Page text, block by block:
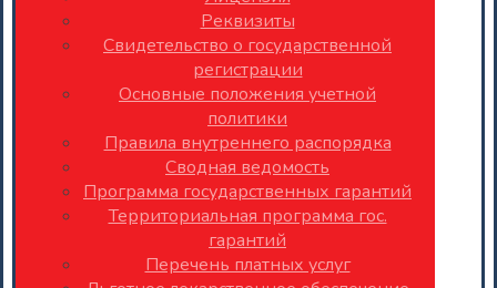
Реквизиты
Свидетельство о государственной
регистрации
Основные положения учетной
политики
Правила внутреннего распорядка
Сводная ведомость
Программа государственных гарантий
Территориальная программа гос.
гарантий
Перечень платных услуг